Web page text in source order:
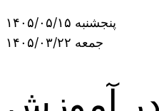
پنجشنبه ۱۴۰۵/۰۵/۱۵
جمعه ۱۴۰۵/۰۳/۲۲